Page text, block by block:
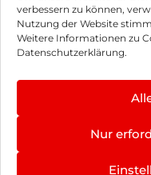
verbessern zu können,
Nutzung der Website
Weitere Informationen zu
Datenschutzerklärung.
Nur
Impressum
Hinweis zur